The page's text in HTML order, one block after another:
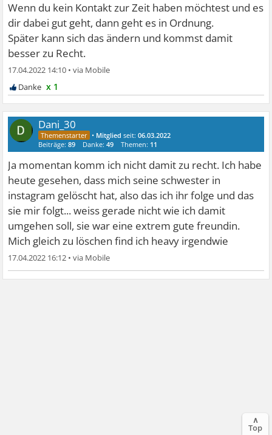
Wenn du kein Kontakt zur Zeit haben möchtest und es
dir dabei gut geht, dann geht es in Ordnung.
Später kann sich das ändern und kommst damit
besser zu Recht.
17.04.2022 14:10 •
x 1
Dani_30
• Mitglied seit:06.03.2022
Beiträge:89 Danke:49 Themen: 11
Ja momentan komm ich nicht damit zu recht. Ich habe
heute gesehen, dass mich seine schwester in
instagram gelöscht hat, also das ich ihr folge und das
sie mir folgt... weiss gerade nicht wie ich damit
umgehen soll, sie war eine extrem gute freundin.
Mich gleich zu löschen find ich heavy irgendwie
17.04.2022 16:12 •
∧
Top